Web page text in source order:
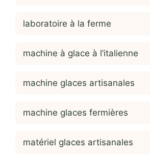
laboratoire à la ferme
machine à glace à l’italienne
machine glaces artisanales
machine glaces fermières
matériel glaces artisanales